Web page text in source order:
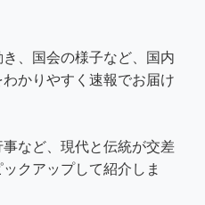
、国会の様子など、国内
かりやすく速報でお届け
など、現代と伝統が交差
クアップして紹介しま